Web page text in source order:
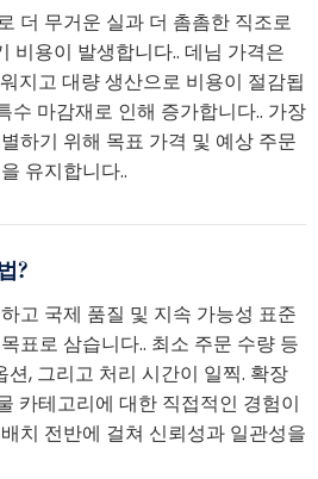
더 무거운 실과 더 촘촘한 직조로
비용이 발생합니다.. 데님 가격은
지고 대량 생산으로 비용이 절감됩
수 마감재로 인해 증가합니다.. 가장
하기 위해 목표 가격 및 예상 주문
유지합니다..
?
고 국제 품질 및 지속 가능성 표준
표로 삼습니다.. 최소 주문 수량 등
션, 그리고 처리 시간이 일찍. 확장
카테고리에 대한 직접적인 경험이
치 전반에 걸쳐 신뢰성과 일관성을